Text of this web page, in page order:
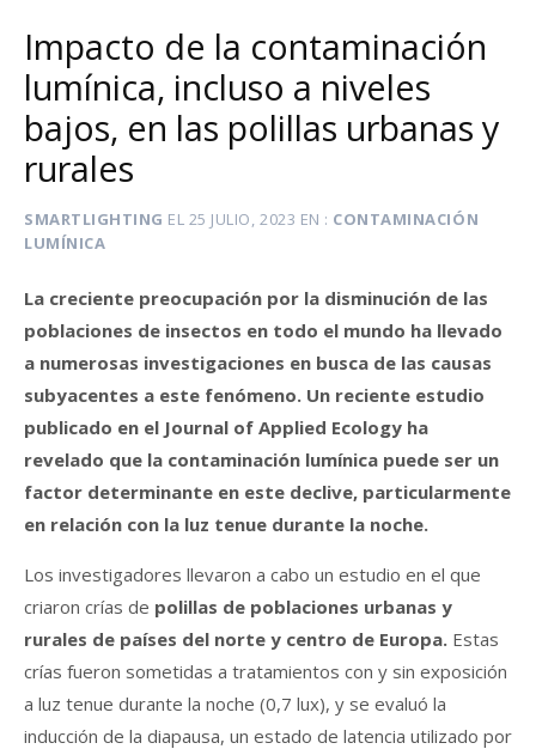
Impacto de la contaminación
lumínica, incluso a niveles
bajos, en las polillas urbanas y
rurales
SMARTLIGHTING EL 25 JULIO, 2023 EN
CONTAMINACIÓN
LUMÍNICA
La creciente preocupación por la disminución de las
poblaciones de insectos en todo el mundo ha llevado
a numerosas investigaciones en busca de las causas
subyacentes a este fenómeno. Un reciente estudio
publicado en el Journal of Applied Ecology ha
revelado que la contaminación lumínica puede ser un
factor determinante en este declive, particularmente
en relación con la luz tenue durante la noche.
Los investigadores llevaron a cabo un estudio en el que
criaron crías de polillas de poblaciones urbanas y
rurales de países del norte y centro de Europa. Estas
crías fueron sometidas a tratamientos con y sin exposición
a luz tenue durante la noche (0,7 lux), y se evaluó la
inducción de la diapausa, un estado de latencia utilizado por